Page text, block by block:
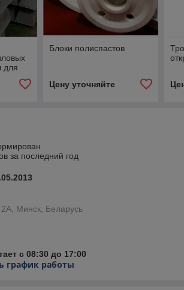
для
Блоки полиспастов
Цену уточняйте
за последний год
2А, Минск, Беларусь
с 08:30 до 17:00
график работы